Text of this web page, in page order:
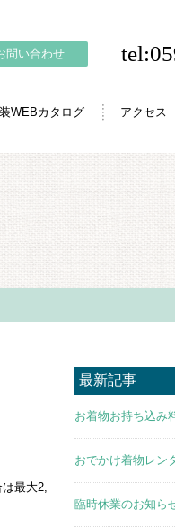
WEBカタログ アクセス
問い合わせ
最大2,
最新記事
お着物お持ち込み
おでかけ着物レン
臨時休業のお知ら